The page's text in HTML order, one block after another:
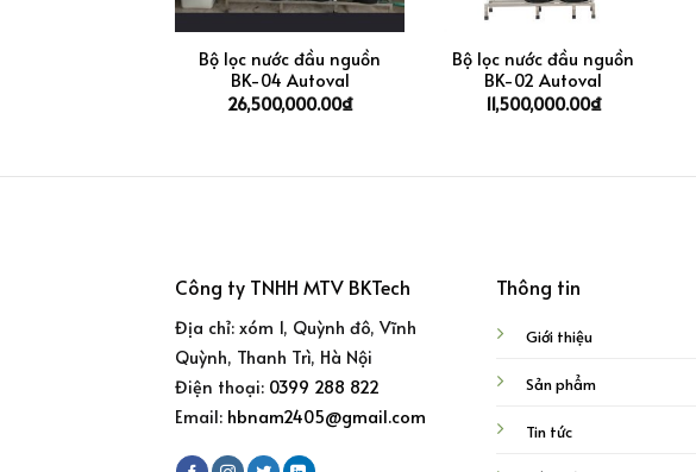
+
Bộ lọc nước đầu nguồn
BK-04 Autoval
26,500,000.00₫
Bộ lọc nước đầu nguồn
BK-02 Autoval
11,500,000.00₫
Công ty TNHH MTV BKTech
Địa chỉ: xóm 1, Quỳnh đô, Vĩnh
Quỳnh, Thanh Trì, Hà Nội
Điện thoại: 0399 288 822
Email: hbnam2405@gmail.com
Thông tin
Giới thiệu
Sản phẩm
Tin tức